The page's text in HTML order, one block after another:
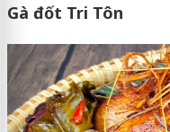
Gà đốt Tri Tôn